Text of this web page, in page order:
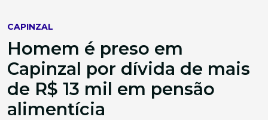
CAPINZAL
Homem é preso em
Capinzal por dívida de mais
de R$ 13 mil em pensão
alimentícia